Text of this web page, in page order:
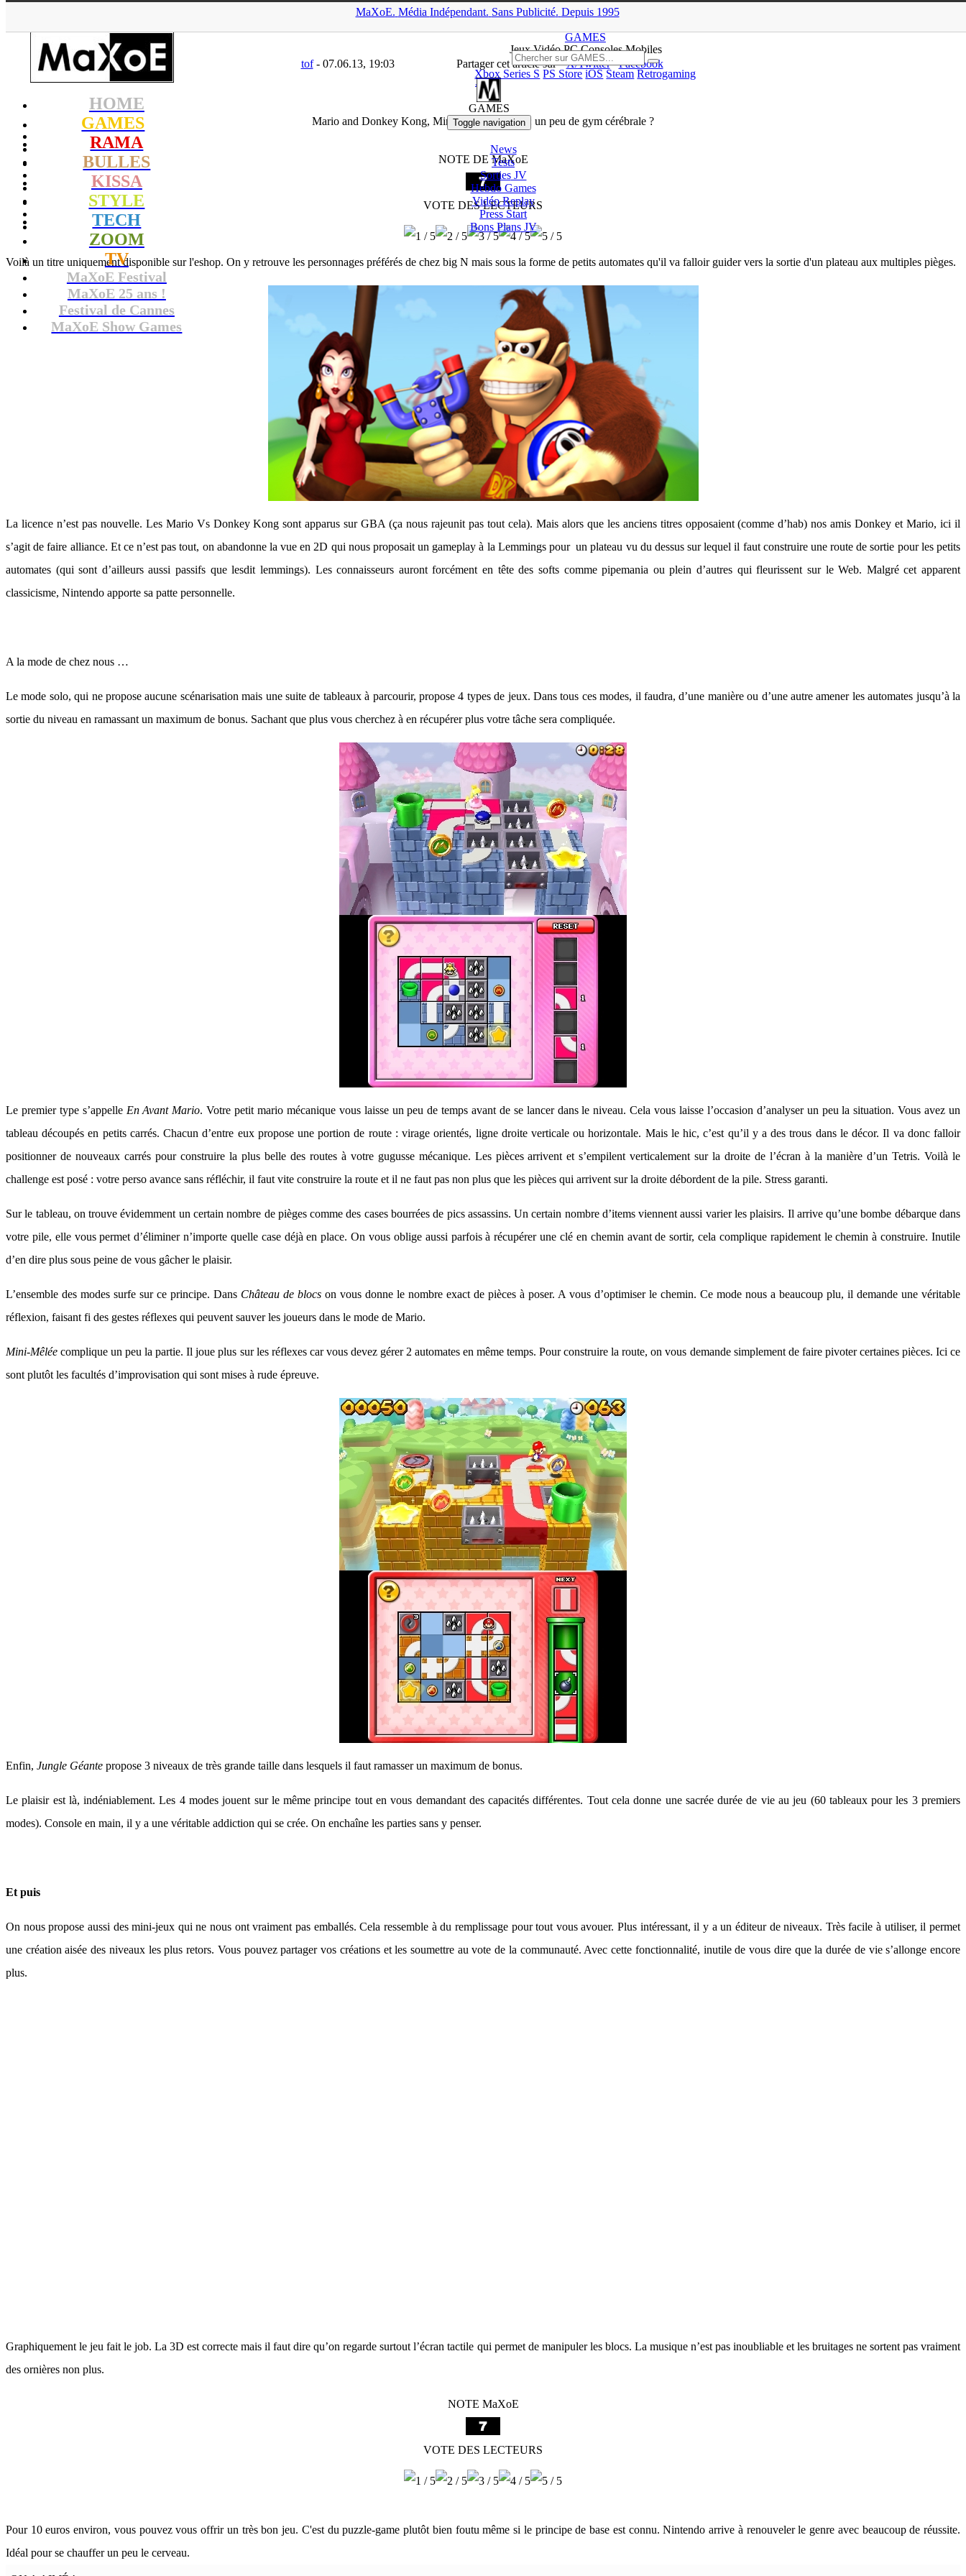
MaXoE. Média Indépendant. Sans Publicité. Depuis 1995
HOME
GAMES
RAMA
BULLES
KISSA
STYLE
TECH
ZOOM
TV
MaXoE Festival
MaXoE 25 ans !
Festival de Cannes
MaXoE Show Games
GAMES
JeuxVidéoPC Consoles Mobiles
Xbox Series S PS Store iOS Steam Retrogaming
GAMES
Toggle navigation
News
Tests
SortiesJV
Hebdo Games
VidéoReplay
Press Start
Bons PlansJV
▲
tof- 07.06.13, 19:03 Partager cet article sur X/Twitter
Facebook
3DS
Mario and Donkey Kong, Minis On The Move : un peu de gym cérébrale ?
NOTE DE MaXoE
VOTE DES LECTEURS
Voilà un titre uniquement disponible sur l'eshop. On y retrouve les personnages préférés de chez big N mais sous la forme de petits automates qu'il va falloir guider vers la sortie d'un plateau aux multiples pièges.
La licence n’est pas nouvelle. Les Mario Vs Donkey Kong sont apparus sur GBA (ça nous rajeunit pas tout cela). Mais alors que les anciens titres opposaient (comme d’hab) nos amis Donkey et Mario, ici il
s’agit de faire alliance. Et ce n’est pas tout, on abandonne la vue en 2D qui nous proposait un gameplay à la Lemmings pour un plateau vu du dessus sur lequel il faut construire une route de sortie pour les petits
automates (qui sont d’ailleurs aussi passifs que lesdit lemmings). Les connaisseurs auront forcément en tête des softs comme pipemania ou plein d’autres qui fleurissent sur le Web. Malgré cet apparent
classicisme, Nintendo apporte sa patte personnelle.
A la mode de chez nous …
Le mode solo, qui ne propose aucune scénarisation mais une suite de tableaux à parcourir, propose 4 types de jeux. Dans tous ces modes, il faudra, d’une manière ou d’une autre amener les automates jusqu’à la
sortie du niveau en ramassant un maximum de bonus. Sachant que plus vous cherchez à en récupérer plus votre tâche sera compliquée.
Le premier type s’appelle En Avant Mario. Votre petit mario mécanique vous laisse un peu de temps avant de se lancer dans le niveau. Cela vous laisse l’occasion d’analyser un peu la situation. Vous avez un
tableau découpés en petits carrés. Chacun d’entre eux propose une portion de route : virage orientés, ligne droite verticale ou horizontale. Mais le hic, c’est qu’il y a des trous dans le décor. Il va donc falloir
positionner de nouveaux carrés pour construire la plus belle des routes à votre gugusse mécanique. Les pièces arrivent et s’empilent verticalement sur la droite de l’écran à la manière d’un Tetris. Voilà le
challenge est posé : votre perso avance sans réfléchir, il faut vite construire la route et il ne faut pas non plus que les pièces qui arrivent sur la droite débordent de la pile. Stress garanti.
Sur le tableau, on trouve évidemment un certain nombre de pièges comme des cases bourrées de pics assassins. Un certain nombre d’items viennent aussi varier les plaisirs. Il arrive qu’une bombe débarque dans
votre pile, elle vous permet d’éliminer n’importe quelle case déjà en place. On vous oblige aussi parfois à récupérer une clé en chemin avant de sortir, cela complique rapidement le chemin à construire. Inutile
d’en dire plus sous peine de vous gâcher le plaisir.
L’ensemble des modes surfe sur ce principe. Dans Château de blocs on vous donne le nombre exact de pièces à poser. A vous d’optimiser le chemin. Ce mode nous a beaucoup plu, il demande une véritable
réflexion, faisant fi des gestes réflexes qui peuvent sauver les joueurs dans le mode de Mario.
Mini-Mêléecomplique un peu la partie. Il joue plus sur les réflexes car vous devez gérer 2 automates en même temps. Pour construire la route, on vous demande simplement de faire pivoter certaines pièces. Ici ce
sont plutôt les facultés d’improvisation qui sont mises à rude épreuve.
Enfin, Jungle Géante propose 3 niveaux de très grande taille dans lesquels il faut ramasser un maximum de bonus.
Le plaisir est là, indéniablement. Les 4 modes jouent sur le même principe tout en vous demandant des capacités différentes. Tout cela donne une sacrée durée de vie au jeu (60 tableaux pour les 3 premiers
modes). Console en main, il y a une véritable addiction qui se crée. On enchaîne les parties sans y penser.
Et puis
On nous propose aussi des mini-jeux qui ne nous ont vraiment pas emballés. Cela ressemble à du remplissage pour tout vous avouer. Plus intéressant, il y a un éditeur de niveaux. Très facile à utiliser, il permet
une création aisée des niveaux les plus retors. Vous pouvez partager vos créations et les soumettre au vote de la communauté. Avec cette fonctionnalité, inutile de vous dire que la durée de vie s’allonge encore
plus.
Graphiquement le jeu fait le job. La 3D est correcte mais il faut dire qu’on regarde surtout l’écran tactile qui permet de manipuler les blocs. La musique n’est pas inoubliable et les bruitages ne sortent pas vraiment
des ornières non plus.
NOTE MaXoE
VOTE DES LECTEURS
Pour 10 euros environ, vous pouvez vous offrir un très bon jeu. C'est du puzzle-game plutôt bien foutu même si le principe de base est connu. Nintendo arrive à renouveler le genre avec beaucoup de réussite.
Idéal pour se chauffer un peu le cerveau.